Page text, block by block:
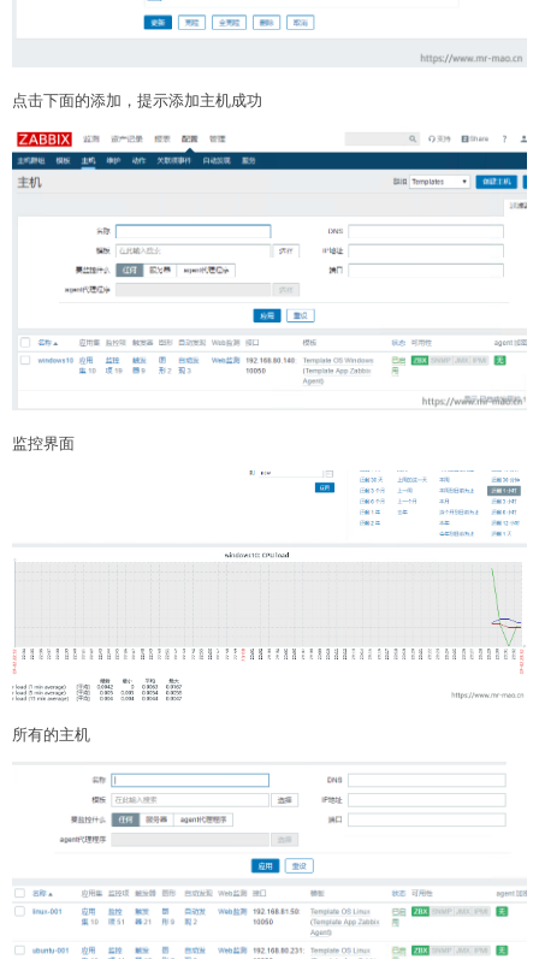
点击下面的添加，提示添加主机成功
监控界面
所有的主机